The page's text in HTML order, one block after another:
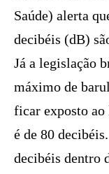
Saúde) alerta
decibéis (dB)
Já a legislação
máximo de
ficar exposto ao
é de 80
decibéis dentro